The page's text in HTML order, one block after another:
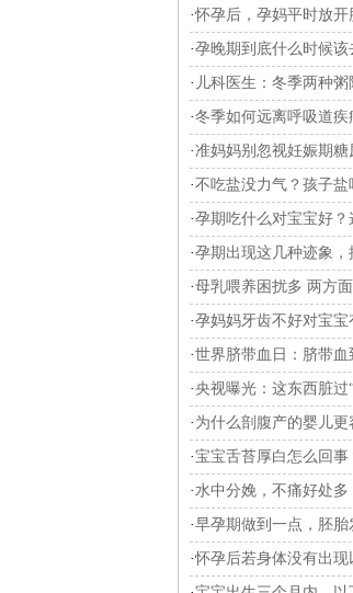
·怀孕后，孕妈平时放
·孕晚期到底什么时候
· 儿科医生：冬季两种
·冬季如何远离呼吸道疾
·准妈妈别忽视妊娠期糖
·不吃盐没力气？孩子
·孕期吃什么对宝宝好
·孕期出现这几种迹象
·母乳喂养困扰多 两方
·孕妈妈牙齿不好对宝宝
·世界脐带血日：脐带血
·央视曝光：这东西脏过
· 为什么剖腹产的婴儿
·宝宝舌苔厚白怎么回
·水中分娩，不痛好处
·早孕期做到一点，胚
·怀孕后若身体没有出